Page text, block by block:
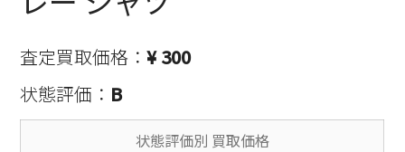
査定買取価格：¥ 300
状態評価： B
状態評価別 買取価格